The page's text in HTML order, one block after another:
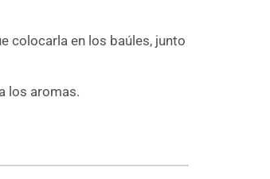
colocarla en los baúles, junto
los aromas.